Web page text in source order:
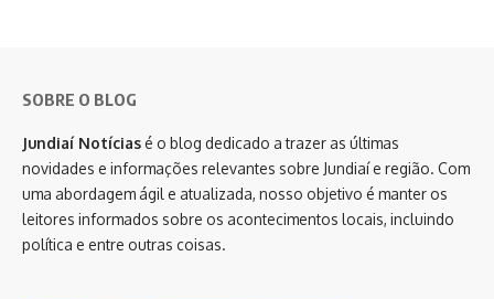
SOBRE O BLOG
Jundiaí Notícias é o blog dedicado a trazer as últimas
novidades e informações relevantes sobre Jundiaí e região. Com
uma abordagem ágil e atualizada, nosso objetivo é manter os
leitores informados sobre os acontecimentos locais, incluindo
política e entre outras coisas.